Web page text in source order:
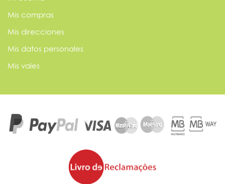
Mis compras
Mis direcciones
Mis datos personales
Mis vales